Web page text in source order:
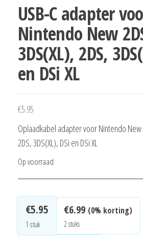
USB-C adapter
Nintendo New
3DS(XL), 2DS,
en DSi XL
€5.95
Oplaadkabel adapter voor Nintendo New
2DS, 3DS(XL), DSi en DSi XL
Op voorraad
€5.95
1 stuk
€6.99 (0% korting)
2 stuks